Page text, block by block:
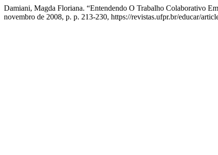
Damiani, Magda Floriana. “Entendendo O Trabalho Colaborativo
novembro de 2008, p. p. 213-230, https://revistas.ufpr.br/educar/